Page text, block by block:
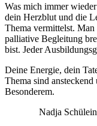
Was mich immer
dein Herzblut und die
Thema vermittelst.
palliative Begleitung
bist. Jeder
Deine Energie, dein
Thema sind
Besonderem.
Nadja